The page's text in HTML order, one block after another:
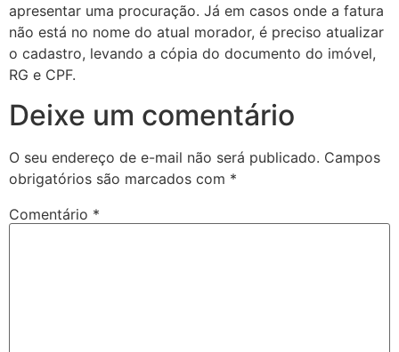
apresentar uma procuração. Já em casos onde a fatura
não está no nome do atual morador, é preciso atualizar
o cadastro, levando a cópia do documento do imóvel,
RG e CPF.
Deixe um comentário
O seu endereço de e-mail não será publicado. Campos
obrigatórios são marcados com *
Comentário *